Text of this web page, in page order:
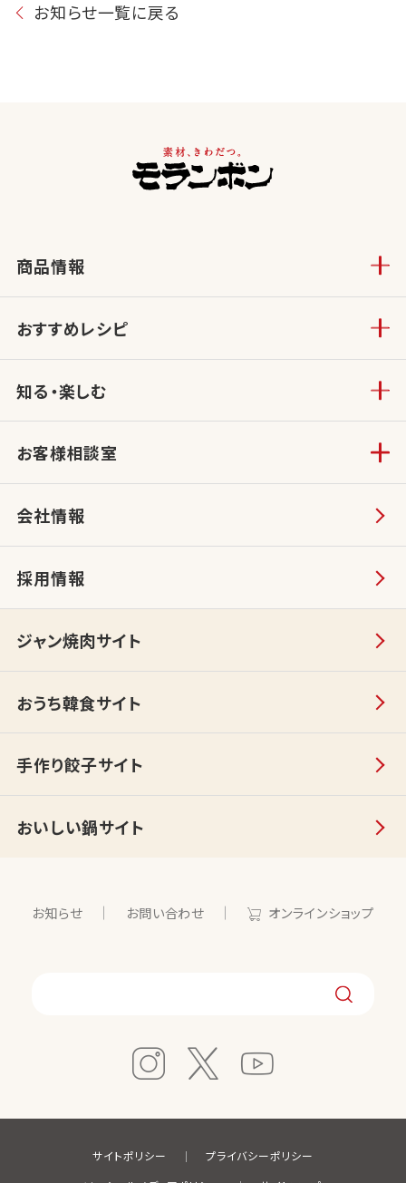
お知らせ一覧に戻る
商品情報
おすすめレシピ
知る・楽しむ
お客様相談室
会社情報
採用情報
ジャン焼肉サイト
おうち韓食サイト
手作り餃子サイト
おいしい鍋サイト
お知らせ お問い合わせ オンラインショップ
サイトポリシー
プライバシーポリシー